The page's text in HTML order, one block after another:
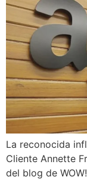
La reconocida
Cliente Annette
del blog de